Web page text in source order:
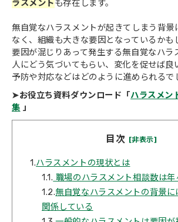
ラスメントも存在します。
無自覚なハラスメントが起きてしまう背景
なく、組織も大きな要因となっているかも
要因が混じりあって発生する無自覚なハラ
人にどう気づいてもらい、変化を促せば良
予防や対応などはどのように進められるで
➤お役立ち資料ダウンロード「ハラスメン
集 」
目次 [非表示]
1.ハラスメントの現状とは
1.1. 職場のハラスメント相談数は年
1.2.無自覚なハラスメントの背景
関係している